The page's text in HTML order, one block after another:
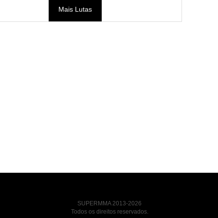
Mais Lutas
SUPERMMA 2013-2026
Todos os direitos reservados.